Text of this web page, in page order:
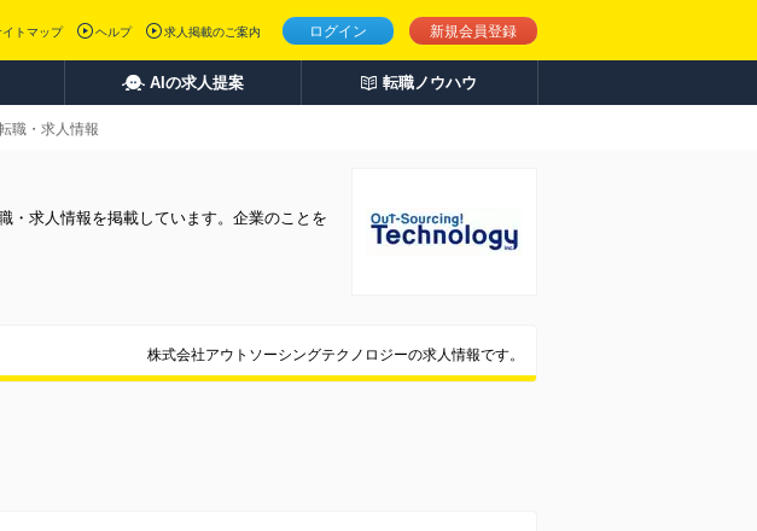
ログイン 新規会員登録
イトマップ ヘルプ 求人掲載のご案内
AIの求人提案 転職ノウハウ
職・求人情報
・求人情報を掲載しています。企業のことを
株式会社アウトソーシングテクノロジーの求人情報です。